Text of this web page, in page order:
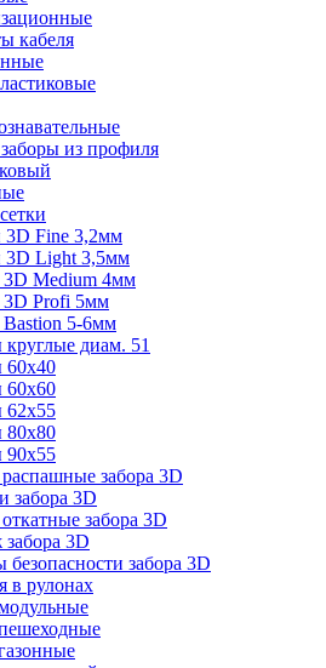
кабеля
из профиля
3D Fine 3,2мм
3D Light 3,5мм
3D Medium 4мм
3D Profi 5мм
5-6мм
диам. 51
60х40
60х60
62х55
80х80
90х55
забора 3D
забора 3D
забора 3D
3D
безопасности забора 3D
в рулонах